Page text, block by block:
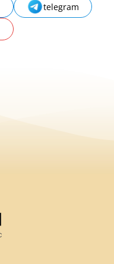
telegram